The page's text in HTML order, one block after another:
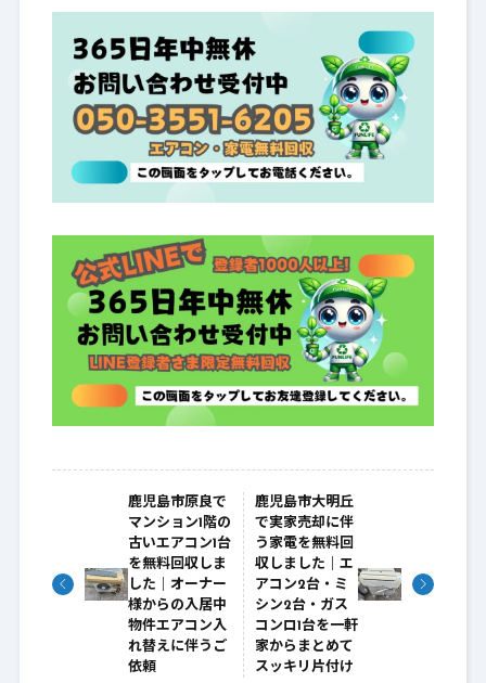
鹿児島市原良で
マンション1階の
古いエアコン1台
を無料回収しま
した｜オーナー
様からの入居中
物件エアコン入
れ替えに伴うご
依頼
鹿児島市大明丘
で実家売却に伴
う家電を無料回
収しました｜エ
アコン2台・ミ
シン2台・ガス
コンロ1台を一軒
家からまとめて
スッキリ片付け